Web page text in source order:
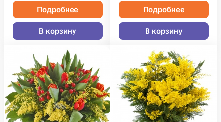
Подробнее
В корзину
Подробнее
В корзину